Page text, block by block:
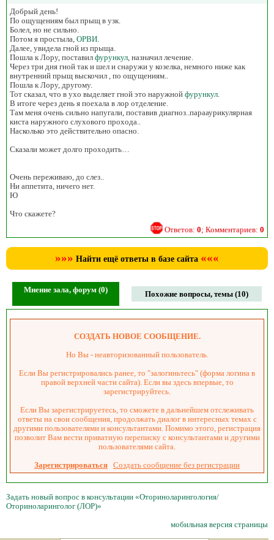
Добрый день!
По ощущениям был прыщ в узк.
Болел, но не сильно.
Потом я простыла, ОРВИ
Далее, увидела гной из прыща.
Пошла к Лору, поставил фурункул , назначил лечение.
Через три дня гной так и шел и снаружи у козелка, немного ниже как
внутренний прыщ выскочил , по ощущениям..
Пошла к Лору, другому.
Тот сказал, что в ухо выделяет гной это наружной фурункул
В итоге через день я поехала в лор отделение.
Там меня очень сильно напугали, поставив диагноз..парааурикулярная
киста наружного слухового прохода..
Насколько это действительно опасно.
Сказали может долго проходить…
Очень переживаю, до слез..
Ни аппетита, ничего нет.
Ю
Что скажете?
Ответов: 0; Комментариев: 0
»»» Найти ещё ответы в базе сайта «««
Мнение зала, форум (0) Похожие вопросы, темы (10)
СОЗДАТЬ НОВОЕ СООБЩЕНИЕ.
Но Вы - неавторизованный пользователь.
Если Вы регистрировались ранее, то "залогиньтесь" (форма логина в
правой верхней части сайта). Если вы здесь впервые, то
зарегистрируйтесь.
Если Вы зарегистрируетесь, то сможете в дальнейшем отслеживать
ответы на свои сообщения, продолжать диалог в интересных темах с
другими пользователями и консультантами. Помимо этого, регистрация
позволит Вам вести приватную переписку с консультантами и другими
пользователями сайта.
Зарегистрироваться Создать сообщение без регистрации
Задать новый вопрос в консультации «Оториноларингология/
Оториноларинголог (ЛОР)»
мобильная версия страницы